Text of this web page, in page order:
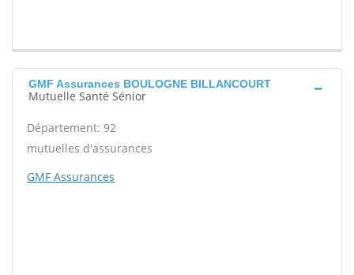
GMF Assurances BOULOGNE BILLANCOURT
Mutuelle Santé Sénior
Département: 92
mutuelles d'assurances
GMF Assurances